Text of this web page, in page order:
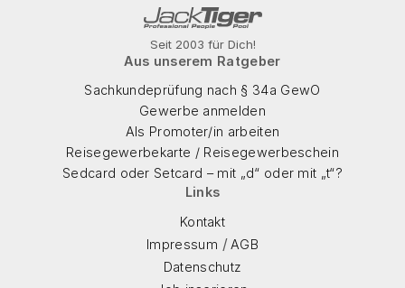
Seit 2003 für Dich!
Aus unserem Ratgeber
Sachkundeprüfung nach § 34a GewO
Gewerbe anmelden
Als Promoter/in arbeiten
Reisegewerbekarte / Reisegewerbeschein
Sedcard oder Setcard – mit „d“ oder mit „t“?
Links
Kontakt
Impressum / AGB
Datenschutz